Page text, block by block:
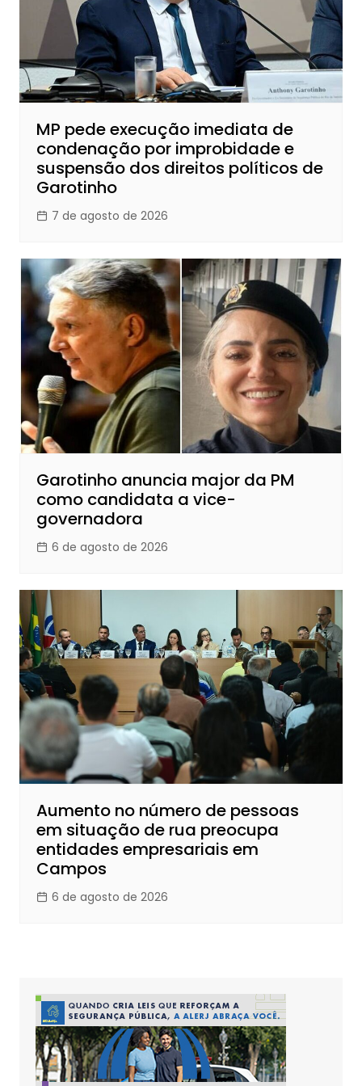
MP pede execução imediata de
condenação por improbidade e
suspensão dos direitos políticos de
Garotinho
7 de agosto de 2026
Garotinho anuncia major da PM
como candidata a vice-
governadora
6 de agosto de 2026
Aumento no número de pessoas
em situação de rua preocupa
entidades empresariais em
Campos
6 de agosto de 2026